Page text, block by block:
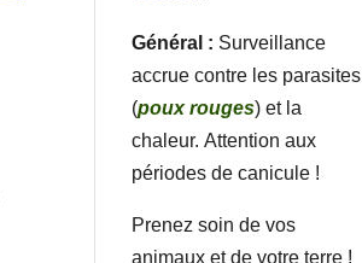
Général : Surveillance
accrue contre les parasites
(poux rouges) et la
chaleur. Attention aux
périodes de canicule !
Prenez soin de vos
animaux et de votre terre !